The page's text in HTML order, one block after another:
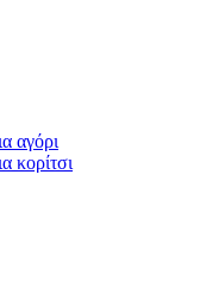
αγόρι
κορίτσι